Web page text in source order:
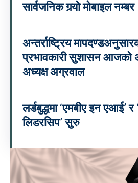
सार्वजनिक गर्‍यो मोबाइल नम्बर
अन्तर्राष्ट्रिय
प्रभावकारी सुशासन आजको
अध्यक्ष अग्रवाल
लर्डबुद्धमा ‘एमबीए इन एआई’
लिडरसिप’ सुरु